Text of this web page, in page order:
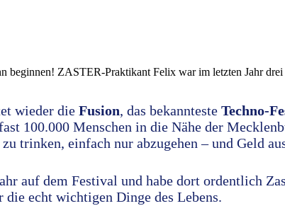
ZASTER-Praktikant Felix war im letzten Jahr
wieder die Fusion, das bekannteste Techno-
100.000 Menschen in die Nähe der
trinken, einfach nur abzugehen – und Geld
auf dem Festival und habe dort ordentlich
echt wichtigen Dinge des Lebens.